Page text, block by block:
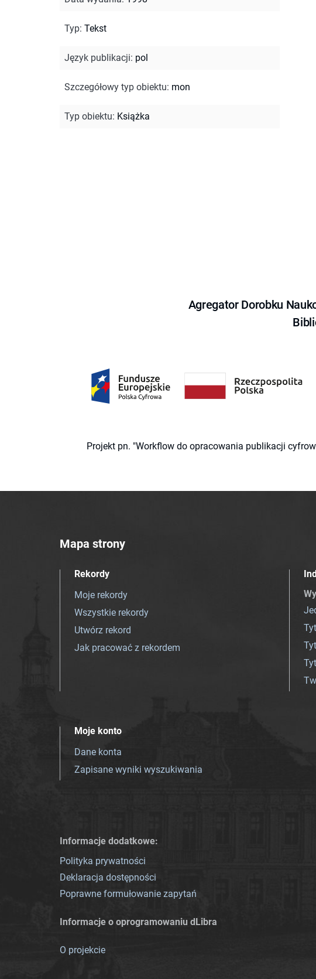
Typ: Tekst
Język publikacji: pol
Szczegółowy typ obiektu: mon
Typ obiektu: Książka
Agregator Dorobku
Projekt pn. "Workflow do opracowania publikacji
Mapa strony
Rekordy
Moje rekordy
Wszystkie rekordy
Utwórz rekord
Jak pracować z rekordem
Moje konto
Dane konta
Zapisane wyniki wyszukiwania
Informacje dodatkowe:
Polityka prywatności
Deklaracja dostępności
Poprawne formułowanie zapytań
Informacje o oprogramowaniu dLibra
O projekcie